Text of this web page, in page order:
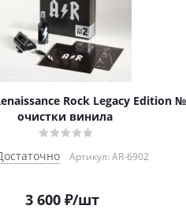
Rock Legacy Edition
очистки винила
Артикул: AR-6902
3 600₽/шт